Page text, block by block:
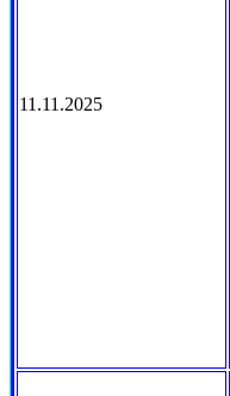
11.11.2025